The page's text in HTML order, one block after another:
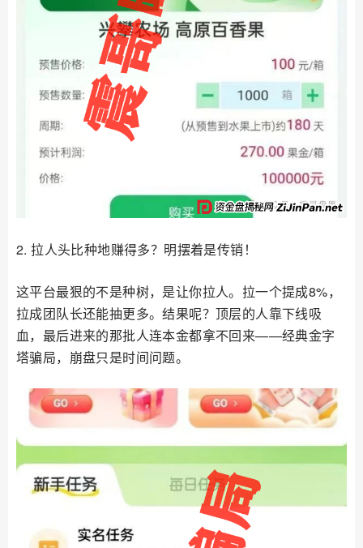
2. 拉人头比种地赚得多？明摆着是传销！
这平台最狠的不是种树，是让你拉人。拉一个提成8%，
拉成团队长还能抽更多。结果呢？顶层的人靠下线吸
血，最后进来的那批人连本金都拿不回来——经典金字
塔骗局，崩盘只是时间问题。